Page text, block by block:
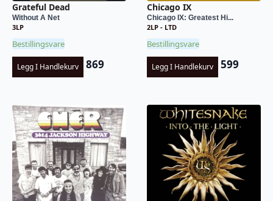
Grateful Dead
Without A Net
3LP
Bestillingsvare
Legg I Handlekurv 869
Chicago IX
Chicago IX: Greatest Hi...
2LP - LTD
Bestillingsvare
Legg I Handlekurv 599